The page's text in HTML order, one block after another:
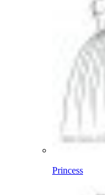
Princess